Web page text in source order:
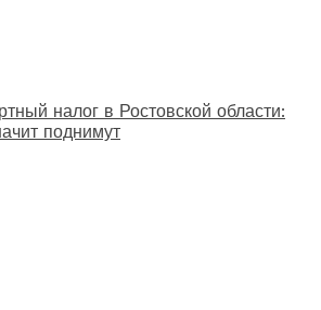
налог в Ростовской области:
поднимут